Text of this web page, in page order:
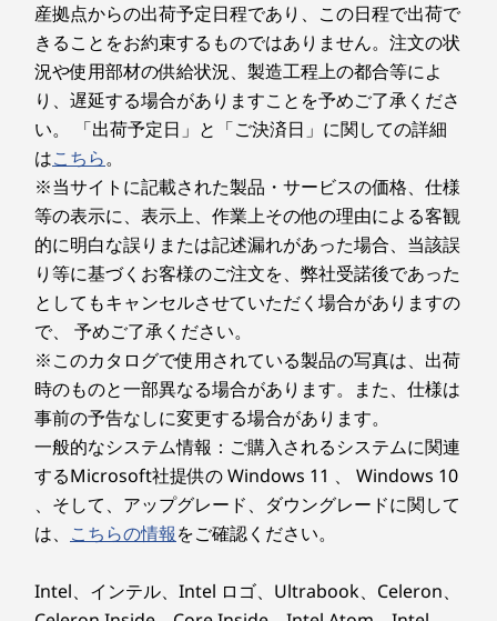
さらにスマートに進化したメインストリームノー
トPC
インテリジェン
トなワークフロ
ーを実現する
Copilot+ PC
メモリースロット数
ストレージ*
256GB/512GB/1TB SSD
光学ドライブ
なし
ビデオ・チップ
(インテル® グラフィックス)
ディスプレイ*
14.0型 WUXGA IPS液晶 (1920 x 1200)、マルチタッチ対応
(10点)、光沢なし、ブルーライト軽減
14.0型 WUXGA IPS液晶（1920 x 1200)、光沢なし
インターフェース
Thunderbolt 4 (USB4/USB PD/DP Alt Mode) x 2
USB 5Gbps (USB 3.2 Gen 1) x 1
USB 5Gbps (USB 3.2 Gen 1/Always On) x 1
HDMI
-マイクロホン/ヘッドホン・コンボ・ジャック
- 4-in-1メディアカードリーダー
-USB 5Gbps (Type-A/USB 3.2 Gen 1)
-イーサネット・コネクター(RJ-45)
-ケーブルロックスロット
もちろんです。 Lenovo ThinkBook 14 Gen 9（14型
Intel）は、現代のモバイルプロフェッショナルのため
に設計されたノートPCです。AI搭載のノイズキャン
セリングによるクリアな通話と、バッテリー駆動時間
を最適化する適応型パフォーマンスにより、この
ThinkBookは、空港、カフェ、自宅オフィスなど、ど
こにいても高い生産性と接続性を維持できます。
Lenovo ThinkBook 14 Gen 9（14型 Intel）にはど
のようなセキュリティ機能が搭載されていますか？
中小企業にとって、セキュリティは最重要事項で
す。 Lenovo ThinkBook 14 Gen 9（14型 Intel）は、
自己修復機能付きBIOSや暗号化に対応したディスク
リートTPM（dTPM）を含むThinkShieldセキュリテ
ィにより、大切なデータを保護します。 さらに、指
紋認証や顔認証といった生体認証ログイン機能によ
り、あなただけがデバイスにアクセスできるようにし
ます。
Lenovo ThinkBook 14 Gen 9（14型 Intel）は、日
常のビジネス使用にどれほど耐久性がありますか？
Lenovo ThinkBook 14 Gen 9（14型 Intel）は、日々
の移動に耐えられるよう設計されており、さまざまな
（MIL-STD）準拠のテストを実施しています。堅牢な
メタルカバーから耐水性キーボードに至るまで、本製
産拠点からの出荷予定日程であり、この日程で出荷で
きることをお約束するものではありません。注文の状
況や使用部材の供給状況、製造工程上の都合等によ
り、遅延する場合がありますことを予めご了承くださ
い。 「出荷予定日」と「ご決済日」に関しての詳細
はこちら。
※当サイトに記載された製品・サービスの価格、仕様
等の表示に、表示上、作業上その他の理由による客観
的に明白な誤りまたは記述漏れがあった場合、当該誤
り等に基づくお客様のご注文を、弊社受諾後であった
としてもキャンセルさせていただく場合がありますの
で、 予めご了承ください。
※このカタログで使用されている製品の写真は、出荷
時のものと一部異なる場合があります。また、仕様は
事前の予告なしに変更する場合があります。
一般的なシステム情報：ご購入されるシステムに関連
するMicrosoft社提供の Windows 11 、 Windows 10
、そして、アップグレード、ダウングレードに関して
は、 こちらの情報をご確認ください。
Intel、インテル、Intel ロゴ、Ultrabook、Celeron、